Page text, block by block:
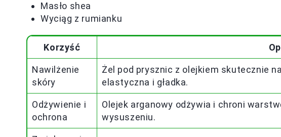
Masło shea
Wyciąg z rumianku
Korzyść
Nawilżenie
skóry
Żel pod prysznic z olejkiem skutecznie
elastyczna i gładka.
Odżywienie i
ochrona
Olejek arganowy odżywia i chroni
wysuszeniu.